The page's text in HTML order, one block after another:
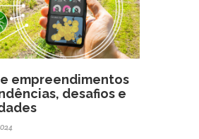
empreendimentos
desafios e